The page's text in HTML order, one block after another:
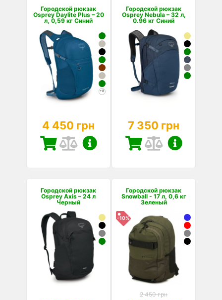
Городской рюкзак
Osprey Daylite Plus – 20
л, 0,59 кг Синий
+8
4 450 грн
Городской рюкзак
Osprey Nebula – 32 л,
0.96 кг Синий
7 350 грн
Городской рюкзак
Osprey Axis – 24 л
Черный
Городской рюкзак
Snowball - 17 л, 0,6 кг
Зеленый
-10%
2 450 грн